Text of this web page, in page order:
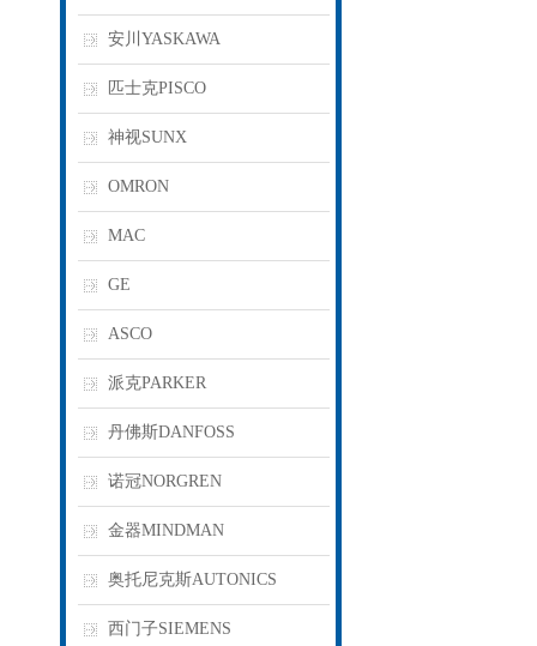
安川YASKAWA
匹士克PISCO
神视SUNX
OMRON
MAC
GE
ASCO
派克PARKER
丹佛斯DANFOSS
诺冠NORGREN
金器MINDMAN
奥托尼克斯AUTONICS
西门子SIEMENS